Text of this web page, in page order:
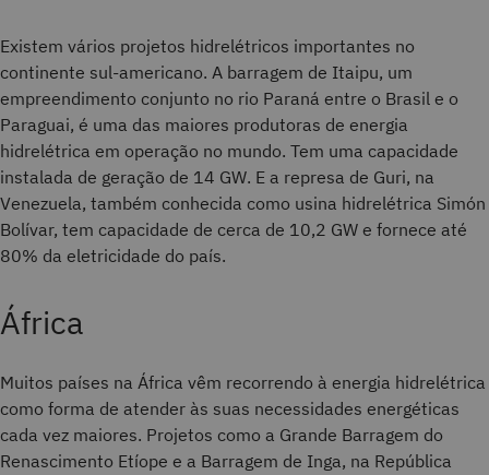
Existem vários projetos hidrelétricos importantes no
continente sul-americano. A barragem de Itaipu, um
empreendimento conjunto no rio Paraná entre o Brasil e o
Paraguai, é uma das maiores produtoras de energia
hidrelétrica em operação no mundo. Tem uma capacidade
instalada de geração de 14 GW. E a represa de Guri, na
Venezuela, também conhecida como usina hidrelétrica Simón
Bolívar, tem capacidade de cerca de 10,2 GW e fornece até
80% da eletricidade do país.
África
Muitos países na África vêm recorrendo à energia hidrelétrica
como forma de atender às suas necessidades energéticas
cada vez maiores. Projetos como a Grande Barragem do
Renascimento Etíope e a Barragem de Inga, na República